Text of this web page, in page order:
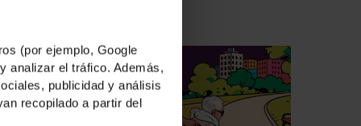
(por ejemplo, Google
analizar el tráfico. Además,
publicidad y análisis
recopilado a partir del